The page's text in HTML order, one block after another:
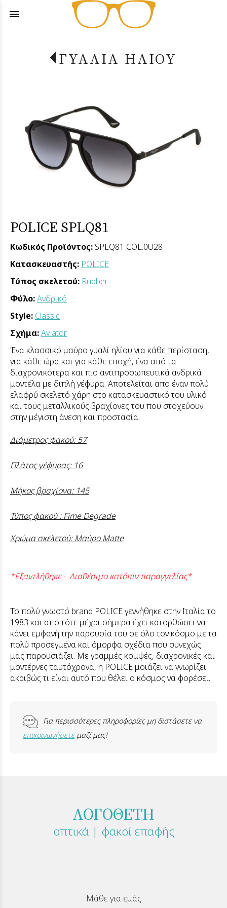
menu
ΓΥΑΛΙΑ ΗΛΙΟΥ
POLICE SPLQ81
Κωδικός Προϊόντος: SPLQ81 COL.0U28
Κατασκευαστής: POLICE
Τύπος σκελετού: Rubber
Φύλο:Ανδρικό
Style: Classic
Σχήμα:Aviator
Ένα κλασσικό μαύρο γυαλί ηλίου για κάθε περίσταση,
για κάθε ώρα και για κάθε εποχή, ένα από τα
διαχρονικότερα και πιο αντιπροσωπευτικά ανδρικά
μοντέλα με διπλή γέφυρα. Αποτελείται απο έναν πολύ
ελαφρύ σκελετό χάρη στο κατασκευαστικό του υλικό
και τους μεταλλικούς βραχίονες του που στοχεύουν
στην μέγιστη άνεση και προστασία.
Διάμετρος φακού: 57
Πλάτος γέφυρας: 16
Μήκος βραχίονα: 145
Τύπος φακού : Fime Degrade
Χρώμα σκελετού: Μαύρο Matte
*Εξαντλήθηκε - Διαθέσιμο κατόπιν παραγγελίας*
Το πολύ γνωστό brand POLICE γεννήθηκε στην Ιταλία το
1983 και από τότε μέχρι σήμερα έχει κατορθώσει να
κάνει εμφανή την παρουσία του σε όλο τον κόσμο με τα
πολύ προσεγμένα και όμορφα σχέδια που συνεχώς
μας παρουσιάζει. Με γραμμές κομψές, διαχρονικές και
μοντέρνες ταυτόχρονα, η POLICE μοιάζει να γνωρίζει
ακριβώς τι είναι αυτό που θέλει ο κόσμος να φορέσει.
Για περισσότερες πληροφορίες μη διστάσετε να
επικοινωνήσετεμαζί μας!
ΛΟΓΟΘΕΤΗ
οπτικά | φακοί επαφής
Μάθε για εμάς